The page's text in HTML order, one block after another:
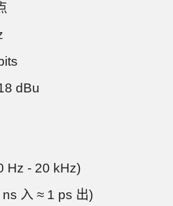
dBu
Hz - 20 kHz)
入 ≈ 1 ps 出)